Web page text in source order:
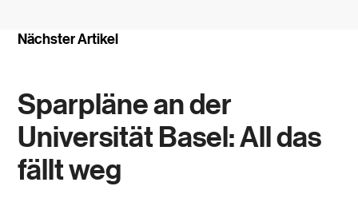
Nächster Artikel
Sparpläne an der
Universität Basel: All das
fällt weg